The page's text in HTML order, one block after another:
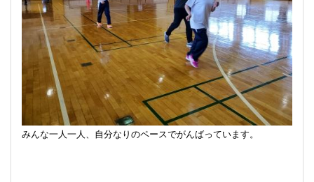
みんな一人一人、自分なりのペースでがんばっています。